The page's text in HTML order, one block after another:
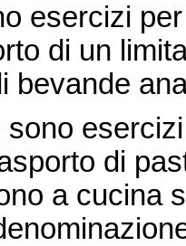
esercizi per
di un
bevande
esercizi
di
a cucina